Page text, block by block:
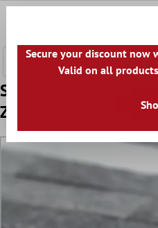
Sample Vinyl
Zelfklevende Zwart
Secure your discount now
Valid on all